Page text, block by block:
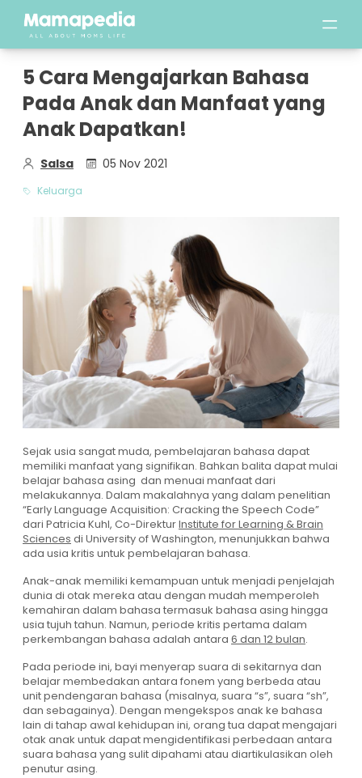
5 Cara Mengajarkan Bahasa
Pada Anak dan Manfaat yang
Anak Dapatkan!
Salsa 05 Nov 2021
Keluarga
Sejak usia sangat muda, pembelajaran bahasa dapat
memiliki manfaat yang signifikan. Bahkan balita dapat mulai
belajar bahasa asing dan menuai manfaat dari
melakukannya. Dalam makalahnya yang dalam penelitian
“Early Language Acquisition: Cracking the Speech Code”
dari Patricia Kuhl, Co-DirekturInstitute for Learning & Brain
Sciences di University of Washington, menunjukkan bahwa
ada usia kritis untuk pembelajaran bahasa.
Anak-anak memiliki kemampuan untuk menjadi penjelajah
dunia di otak mereka atau dengan mudah memperoleh
kemahiran dalam bahasa termasuk bahasa asing hingga
usia tujuh tahun. Namun, periode kritis pertama dalam
perkembangan bahasa adalah antara 6 dan 12 bulan.
Pada periode ini, bayi menyerap suara di sekitarnya dan
belajar membedakan antara fonem yang berbeda atau
unit pendengaran bahasa (misalnya, suara “s”, suara “sh”,
dan sebagainya). Dengan mengekspos anak ke bahasa
lain di tahap awal kehidupan ini, orang tua dapat mengajari
otak anak untuk dapat mengidentifikasi perbedaan antara
suara bahasa yang sulit dipahami atau diartikulasikan oleh
penutur asing.